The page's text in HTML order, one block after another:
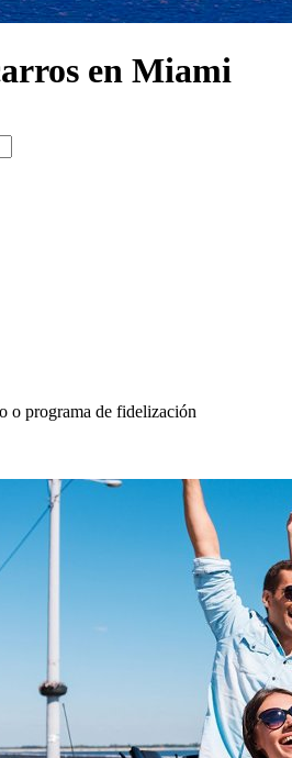
en Miami
o programa de fidelización